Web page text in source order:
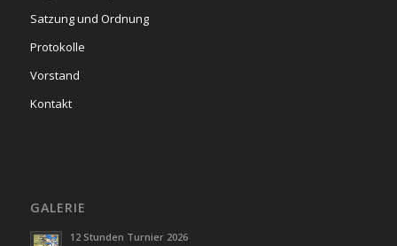
Satzung und Ordnung
Protokolle
Vorstand
Kontakt
GALERIE
12 Stunden Turnier 2026